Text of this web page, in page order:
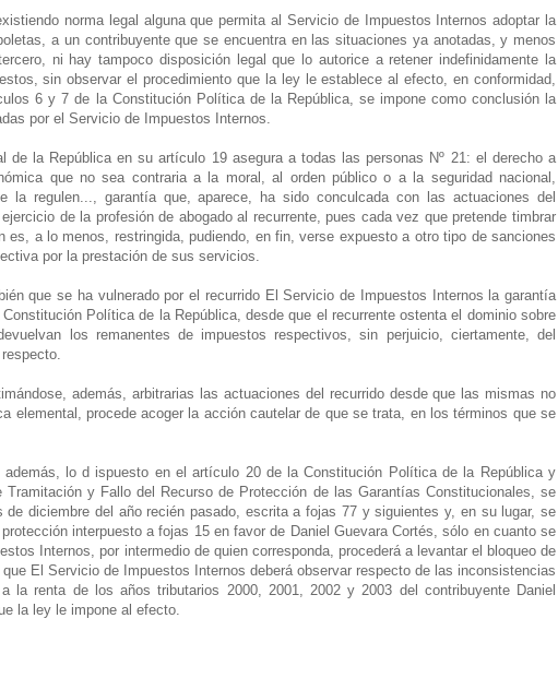
norma legal alguna que permita al Servicio de Impuestos Internos adoptar la
a un contribuyente que se encuentra en las situaciones ya anotadas, y menos
ni hay tampoco disposición legal que lo autorice a retener indefinidamente la
sin observar el procedimiento que la ley le establece al efecto, en conformidad,
6 y 7 de la Constitución Política de la República, se impone como conclusión la
por el Servicio de Impuestos Internos.
de la República en su artículo 19 asegura a todas las personas Nº 21: el derecho a
que no sea contraria a la moral, al orden público o a la seguridad nacional,
la regulen..., garantía que, aparece, ha sido conculcada con las actuaciones del
de la profesión de abogado al recurrente, pues cada vez que pretende timbrar
es, a lo menos, restringida, pudiendo, en fin, verse expuesto a otro tipo de sanciones
por la prestación de sus servicios.
que se ha vulnerado por el recurrido El Servicio de Impuestos Internos la garantía
Política de la República, desde que el recurrente ostenta el dominio sobre
los remanentes de impuestos respectivos, sin perjuicio, ciertamente, del
además, arbitrarias las actuaciones del recurrido desde que las mismas no
elemental, procede acoger la acción cautelar de que se trata, en los términos que se
lo d ispuesto en el artículo 20 de la Constitución Política de la República y
Tramitación y Fallo del Recurso de Protección de las Garantías Constitucionales, se
de diciembre del año recién pasado, escrita a fojas 77 y siguientes y, en su lugar, se
interpuesto a fojas 15 en favor de Daniel Guevara Cortés, sólo en cuanto se
Internos, por intermedio de quien corresponda, procederá a levantar el bloqueo de
El Servicio de Impuestos Internos deberá observar respecto de las inconsistencias
la renta de los años tributarios 2000, 2001, 2002 y 2003 del contribuyente Daniel
la ley le impone al efecto.